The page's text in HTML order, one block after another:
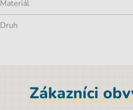
Materiál
Druh
Zákazníci